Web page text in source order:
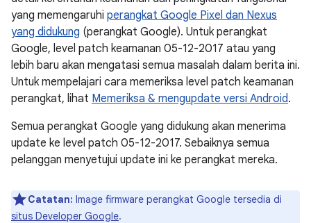
yang memengaruhi perangkat Google Pixel dan Nexus
yang didukung (perangkat Google). Untuk perangkat
Google, level patch keamanan 05-12-2017 atau yang
lebih baru akan mengatasi semua masalah dalam berita ini.
Untuk mempelajari cara memeriksa level patch keamanan
perangkat, lihat Memeriksa & mengupdate versi Android.
Semua perangkat Google yang didukung akan menerima
update ke level patch 05-12-2017. Sebaiknya semua
pelanggan menyetujui update ini ke perangkat mereka.
Catatan: Image firmware perangkat Google tersedia di
situs Developer Google.